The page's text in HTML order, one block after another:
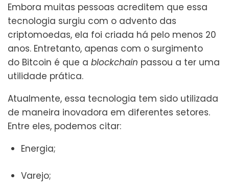
Embora muitas pessoas acreditem que essa
tecnologia surgiu com o advento das
criptomoedas, ela foi criada há pelo menos 20
anos. Entretanto, apenas com o surgimento
do Bitcoin é que a blockchain passou a ter uma
utilidade prática.
Atualmente, essa tecnologia tem sido utilizada
de maneira inovadora em diferentes setores.
Entre eles, podemos citar:
Energia;
Varejo;